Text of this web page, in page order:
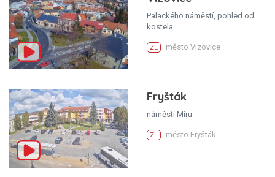
Palackého náměstí, pohled od
kostela
ZL město Vizovice
Fryšták
náměstí Míru
ZL město Fryšták